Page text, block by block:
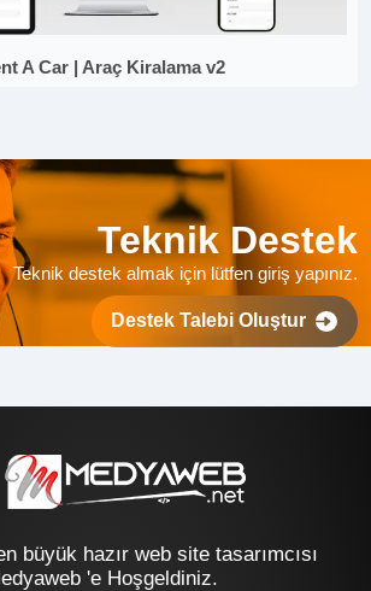
A Car | Araç Kiralama v2
Teknik Destek
Teknik destek almak için lütfen giriş yapınız.
Destek Talebi Oluştur
büyük hazır web site tasarımcısı
'e Hoşgeldiniz.